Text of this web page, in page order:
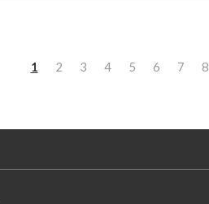
1 2 3 4 5 6 7 8